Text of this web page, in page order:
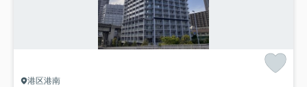
港区港南